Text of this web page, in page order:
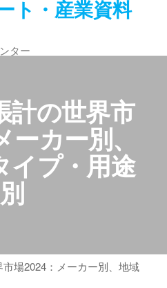
ト・産業資料
ター
計の世界市
カー別、
イプ・用途
別
場2024：メーカー別、地域